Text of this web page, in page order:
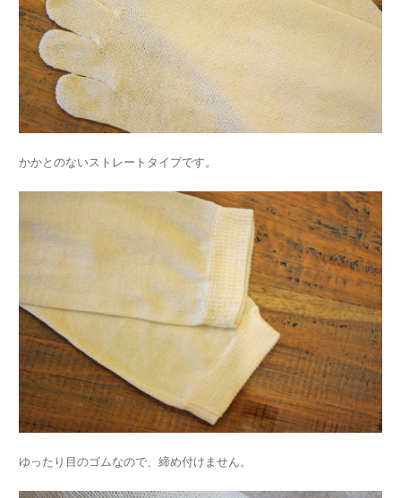
かかとのないストレートタイプです。
ゆったり目のゴムなので、締め付けません。